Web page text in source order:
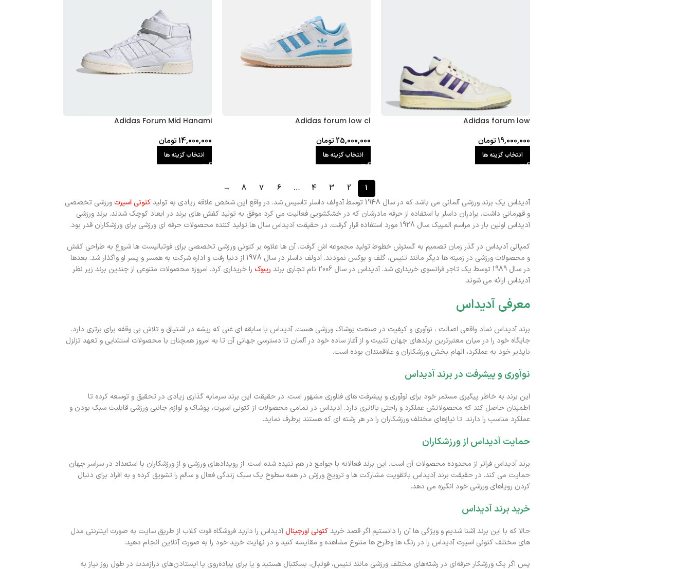
Adidas forum low
19,000,000تومان
انتخاب گزینه ها
Adidas forum low cl
25,000,000تومان
انتخاب گزینه ها
Adidas Forum Mid Hanami
14,000,000تومان
انتخاب گزینه ها
1
2
3
4
…
6
7
8
→
آدیداس یک برند ورزشی آلمانی می باشد که در سال 1948 توسط آدولف داسلر تاسیس شد. در واقع این شخص علاقه زیادی به تولید
کتونی اسپرت ورزشی تخصصی
و قهرمانی داشت. برادران داسلر با استفاده از حرفه مادرشان که در خشکشویی فعالیت می کرد موفق به تولید کفش های برند در ابعاد کوچک شدند. برند ورزشی
آدیداس اولین بار در مراسم المپیک سال 1928 مورد استفاده قرار گرفت. در حقیقت آدیداس سال ها تولید کننده محصولات حرفه ای ورزشی برای ورزشکاران قدر بود.
کمپانی آدیداس در گذر زمان تصمیم به گسترش خطوط تولید مجموعه اش گرفت. آن ها علاوه بر کتونی ورزشی تخصصی برای فوتبالیست ها شروع به طراحی کفش
و محصولات ورزشی در زمینه ها دیگر مانند تنیس، گلف و بوکس نمودند. آدولف داسلر در سال 1978 از دنیا رفت و اداره شرکت به همسر و پسر او واگذار شد. بعدها
در سال 1989 توسط یک تاجر فرانسوی خریداری شد. آدیداس در سال 2006 نام تجاری برند
ریبوک را خریداری کرد. امروزه محصولات متنوعی از چندین برند زیر نظر
آدیداس ارائه می شوند.
معرفی آدیداس
برند آدیداس نماد واقعی اصالت ، نوآوری و کیفیت در صنعت پوشاک ورزشی هست. آدیداس با سابقه ای غنی که ریشه در اشتیاق و تلاش بی وقفه برای برتری دارد.
جایگاه خود را در میان معتبرترین برندهای جهان تثبیت و از آغاز ساده خود در آلمان تا دسترسی جهانی آن تا به امروز همچنان با محصولات استثنایی و تعهد تزلزل
ناپذیر خود به عملکرد، الهام بخش ورزشکاران و علاقمندان بوده است.
نوآوری و پیشرفت در برند آدیداس
این برند به خاطر پیگیری مستمر خود برای نوآوری و پیشرفت های فناوری مشهور است. در حقیقت این برند سرمایه گذاری زیادی در تحقیق و توسعه کرده تا
اطمینان حاصل کند که محصولاتش عملکرد و راحتی بالاتری دارد. آدیداس در تمامی محصولات از کتونی اسپرت، پوشاک و لوازم جانبی ورزشی قابلیت سبک بودن و
عملکرد مناسب را دارند. تا نیازهای مختلف ورزشکاران را در هر رشته ای که هستند برطرف نماید.
حمایت آدیداس از ورزشکاران
برند آدیداس فراتر از محدوده محصولات آن است. این برند فعالانه با جوامع در هم تنیده شده است. از رویدادهای ورزشی و از ورزشکاران با استعداد در سراسر جهان
حمایت می کند. در حقیقت برند آدیداس باتقویت مشارکت ها و ترویج ورزش در همه سطوح یک سبک زندگی فعال و سالم را تشویق کرده و به افراد برای دنبال
کردن رویاهای ورزشی خود انگیزه می دهد.
خرید برند آدیداس
حالا که با این برند آشنا شدیم و ویژگی ها آن را دانستیم اگر قصد خریدکتونی اورجینال آدیداس را دارید فروشگاه فوت کلاب از طریق سایت به صورت اینترنتی مدل
های مختلف کتونی اسپرت آدیداس را در رنگ ها وطرح ها متنوع مشاهده و مقایسه کنید و در نهایت خرید خود را به صورت آنلاین انجام دهید.
پس اگر یک ورزشکار حرفه‌ای در رشته‌های مختلف ورزشی مانند تنیس، فوتبال، بسکتبال هستید و یا برای پیاده‌روی یا ایستادن‌های درازمدت در طول روز نیاز به